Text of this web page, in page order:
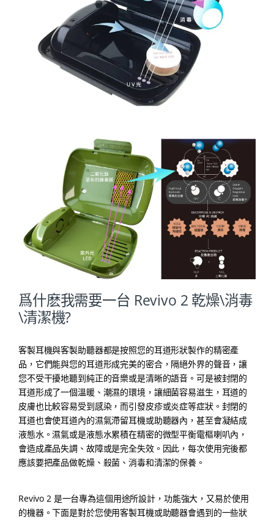
爲什麽我需要一台 Revivo 2 乾燥\消毒
\清潔機?
客製耳機與客製助聽器都是按照您的耳道形狀製作的精密產
品，它們能與您的耳道形成完美的密合，隔絕外界的聲音，讓
您不受干擾地聽到純正的音樂或是清晰的語音。可是被封閉的
耳道形成了一個溫暖、潮濕的環境，讓細菌容易滋生，耳道的
皮膚也比較容易受到感染，而引發皮疹或炎症等症狀。封閉的
耳道也會使耳道內的濕氣滯留耳機或助聽器內，甚至會凝結成
液態水。濕氣或是液態水累積在精密的微型平衡電樞喇叭內，
會造成產品失調、故障或是完全失效。因此，每次使用完後都
應該要把產品做乾燥、殺菌、消毒和清潔的保養。
Revivo 2 是一台專為這個用途所設計，功能強大，又易於使用
的機器。下面是對於您使用客製耳機或助聽器會遇到的一些狀